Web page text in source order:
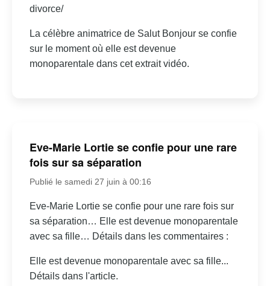
divorce/
La célèbre animatrice de Salut Bonjour se confie
sur le moment où elle est devenue
monoparentale dans cet extrait vidéo.
Eve-Marie Lortie se confie pour une rare
fois sur sa séparation
Publié le samedi 27 juin à 00:16
Eve-Marie Lortie se confie pour une rare fois sur
sa séparation… Elle est devenue monoparentale
avec sa fille… Détails dans les commentaires :
Elle est devenue monoparentale avec sa fille...
Détails dans l'article.